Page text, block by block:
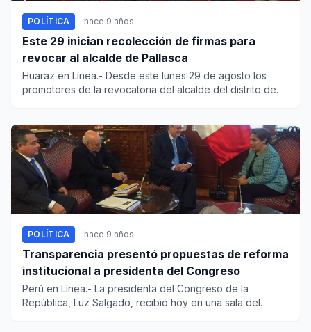
POLÍTICA hace 9 años
Este 29 inician recolección de firmas para
revocar al alcalde de Pallasca
Huaraz en Línea.- Desde este lunes 29 de agosto los
promotores de la revocatoria del alcalde del distrito de
POLÍTICA hace 9 años
Transparencia presentó propuestas de reforma
institucional a presidenta del Congreso
Perú en Línea.- La presidenta del Congreso de la
República, Luz Salgado, recibió hoy en una sala del